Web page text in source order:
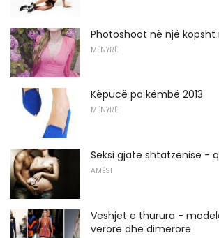
Photoshoot në një kopsht
MËNYRË
Këpucë pa këmbë 2013
MËNYRË
Seksi gjatë shtatzënisë -
AMËSI
Veshjet e thurura -
verore dhe dimërore